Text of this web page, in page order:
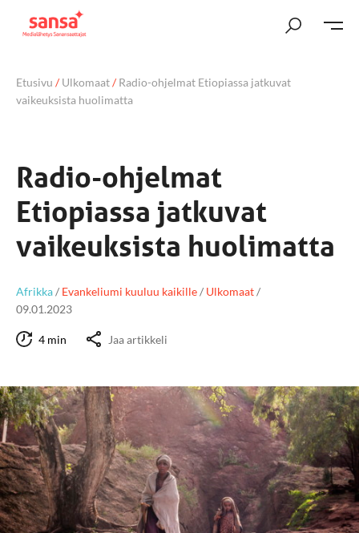
Etusivu /Ulkomaat/Radio-ohjelmat Etiopiassa jatkuvat
vaikeuksista huolimatta
Radio-ohjelmat
Etiopiassa jatkuvat
vaikeuksista huolimatta
Afrikka/ Evankeliumi kuuluu kaikille/ Ulkomaat/
09.01.2023
4 min Jaa artikkeli